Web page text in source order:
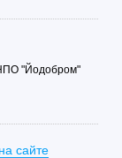
"Йодобром"
сайте